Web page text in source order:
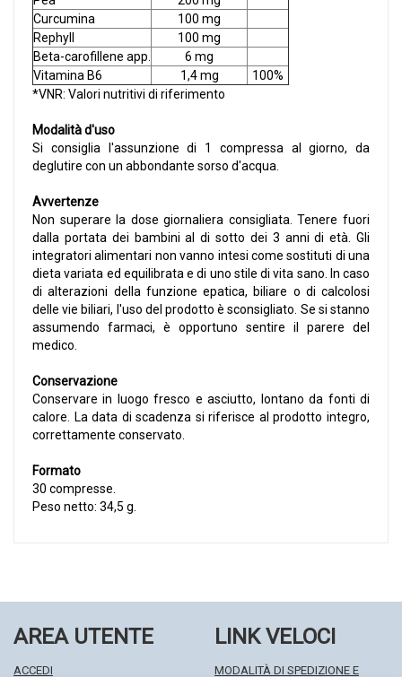
Curcumina
100 mg
Rephyll
100 mg
Beta-carofillene app.
6 mg
Vitamina B6
1,4 mg
100%
*VNR: Valori nutritivi di riferimento
Modalità d'uso
Si consiglia l'assunzione di 1 compressa al giorno, da
deglutire con un abbondante sorso d'acqua.
Avvertenze
Non superare la dose giornaliera consigliata. Tenere fuori
dalla portata dei bambini al di sotto dei 3 anni di età. Gli
integratori alimentari non vanno intesi come sostituti di una
dieta variata ed equilibrata e di uno stile di vita sano. In caso
di alterazioni della funzione epatica, biliare o di calcolosi
delle vie biliari, l'uso del prodotto è sconsigliato. Se si stanno
assumendo farmaci, è opportuno sentire il parere del
medico.
Conservazione
Conservare in luogo fresco e asciutto, lontano da fonti di
calore. La data di scadenza si riferisce al prodotto integro,
correttamente conservato.
Formato
30 compresse.
Peso netto: 34,5 g.
AREA UTENTE
ACCEDI
LINK VELOCI
MODALITÀ DI SPEDIZIONE E